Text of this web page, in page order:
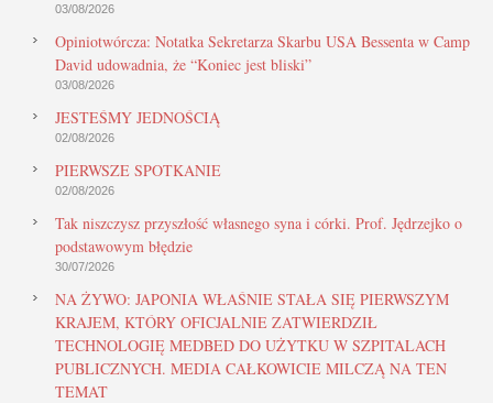
03/08/2026
Opiniotwórcza: Notatka Sekretarza Skarbu USA Bessenta w Camp
David udowadnia, że “Koniec jest bliski”
03/08/2026
JESTEŚMY JEDNOŚCIĄ
02/08/2026
PIERWSZE SPOTKANIE
02/08/2026
Tak niszczysz przyszłość własnego syna i córki. Prof. Jędrzejko o
podstawowym błędzie
30/07/2026
NA ŻYWO: JAPONIA WŁAŚNIE STAŁA SIĘ PIERWSZYM
KRAJEM, KTÓRY OFICJALNIE ZATWIERDZIŁ
TECHNOLOGIĘ MEDBED DO UŻYTKU W SZPITALACH
PUBLICZNYCH. MEDIA CAŁKOWICIE MILCZĄ NA TEN
TEMAT